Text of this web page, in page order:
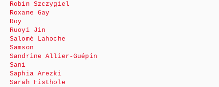
Robin Szczygiel
Roxane Gay
Roy
Ruoyi Jin
Salomé Lahoche
Samson
Sandrine Allier-Guépin
Sani
Saphia Arezki
Sarah Fisthole